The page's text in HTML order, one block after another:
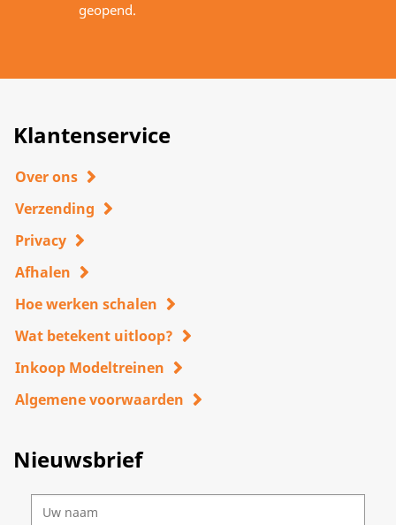
geopend.
Klantenservice
Over ons
Verzending
Privacy
Afhalen
Hoe werken schalen
Wat betekent uitloop?
Inkoop Modeltreinen
Algemene voorwaarden
Nieuwsbrief